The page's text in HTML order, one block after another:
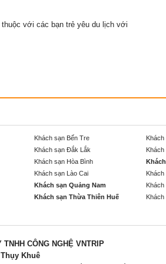
với các bạn trẻ yêu du lịch với
Khách sạn Bến Tre
Khách sạn Đắk Lắk
Khách sạn Hòa Bình
Khách sạn Lào Cai
Khách
Khách sạn Quảng Nam
Khách
Khách sạn Thừa Thiên Huế
TNHH CÔNG NGHỆ VNTRIP
Khuê